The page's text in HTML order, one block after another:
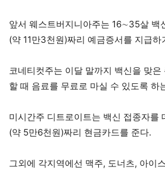
앞서 웨스트버지니아주는 16∼35살 백
(약 11만3천원)짜리 예금증서를 지급하
코네티컷주는 이달 말까지 백신을 맞
할 때 음료를 무료로 마실 수 있도록 하
미시간주 디트로이트는 백신 접종자를
(약 5만6천원)짜리 현금카드를 준다.
그외에 각지역에선 맥주, 도너츠, 아이